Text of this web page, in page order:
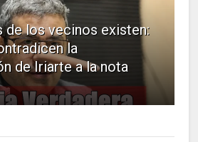
de los vecinos existen:
la
de Iriarte a la nota